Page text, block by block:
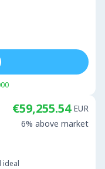
ideal
€59,255.54 EUR
6% above market